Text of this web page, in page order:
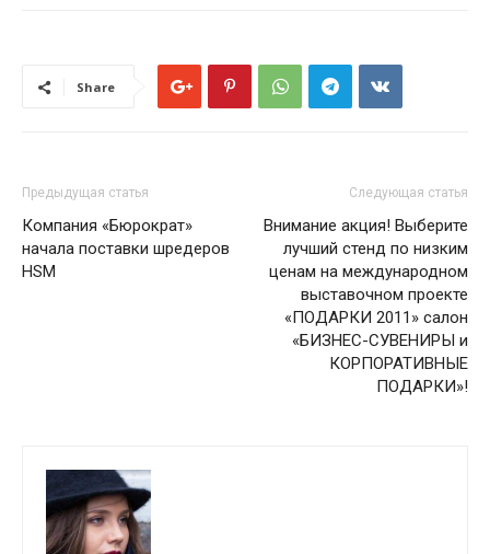
Share
Предыдущая статья
Компания «Бюрократ»
начала поставки шредеров
HSM
Следующая статья
Внимание акция! Выберите
лучший стенд по низким
ценам на международном
выставочном проекте
«ПОДАРКИ 2011» салон
«БИЗНЕС-СУВЕНИРЫ и
КОРПОРАТИВНЫЕ
ПОДАРКИ»!